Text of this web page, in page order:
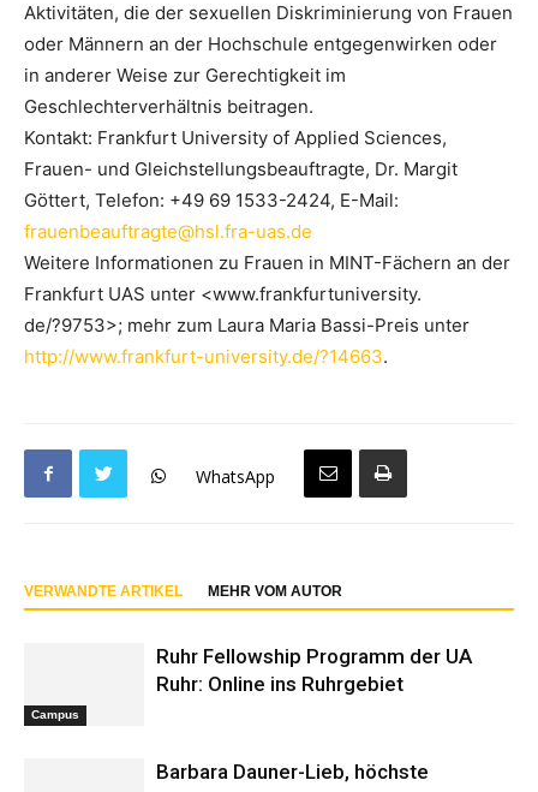
Aktivitäten, die der sexuellen Diskriminierung von Frauen
oder Männern an der Hochschule entgegenwirken oder
in anderer Weise zur Gerechtigkeit im
Geschlechterverhältnis beitragen.
Kontakt: Frankfurt University of Applied Sciences,
Frauen- und Gleichstellungsbeauftragte, Dr. Margit
Göttert, Telefon: +49 69 1533-2424, E-Mail:
frauenbeauftragte@hsl.fra-uas.de
Weitere Informationen zu Frauen in MINT-Fächern an der
Frankfurt UAS unter <www.frankfurtuniversity.
de/?9753>; mehr zum Laura Maria Bassi-Preis unter
http://www.frankfurt-university.de/?14663.
WhatsApp
VERWANDTE ARTIKEL MEHR VOM AUTOR
Campus
Ruhr Fellowship Programm der UA
Ruhr: Online ins Ruhrgebiet
Barbara Dauner-Lieb, höchste